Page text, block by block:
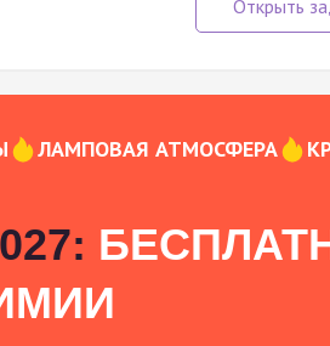
ЛАМПОВАЯ АТМОСФЕРА